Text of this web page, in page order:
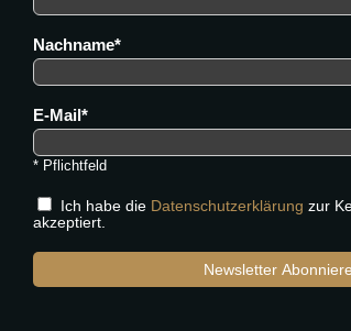
Nachname
E-Mail
* Pflichtfeld
Ich habe die Datenschutzerklärung zur
akzeptiert.
Newsletter